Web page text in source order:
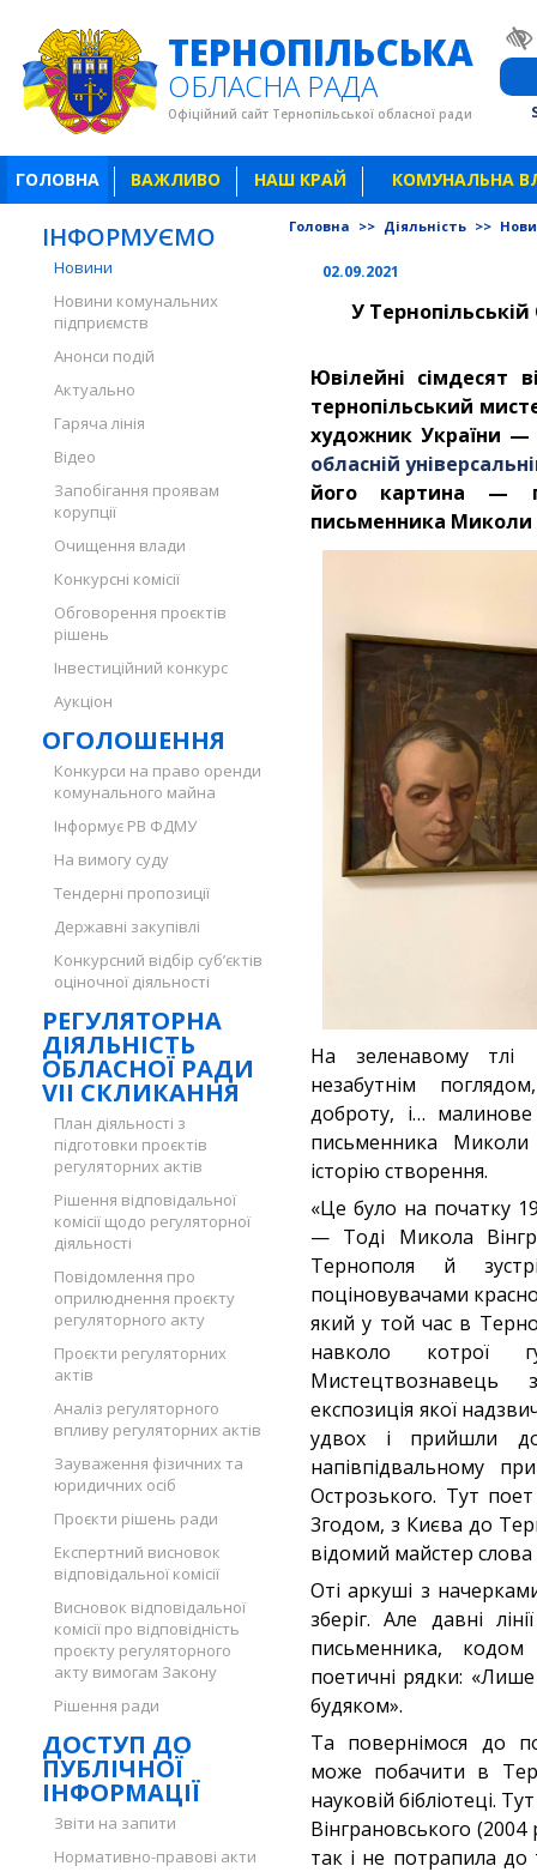
ТЕРНОПІЛЬСЬКА
ОБЛАСНА РАДА
Офіційний сайт Тернопільської обласної ради
ГОЛОВНА ВАЖЛИВО НАШ КРАЙ КОМУНАЛЬНА
ІНФОРМУЄМО
Новини
Новини комунальних
підприємств
Анонси подій
Актуально
Гаряча лінія
Відео
Запобігання проявам
корупції
Очищення влади
Конкурсні комісії
Обговорення проєктів
рішень
Інвестиційний конкурс
Аукціон
ОГОЛОШЕННЯ
Конкурси на право оренди
комунального майна
Інформує РВ ФДМУ
На вимогу суду
Тендерні пропозиції
Державні закупівлі
Конкурсний відбір суб’єктів
оціночної діяльності
РЕГУЛЯТОРНА
ДІЯЛЬНІСТЬ
ОБЛАСНОЇ РАДИ
VII СКЛИКАННЯ
План діяльності з
підготовки проєктів
регуляторних актів
Рішення відповідальної
комісії щодо регуляторної
діяльності
Повідомлення про
оприлюднення проєкту
регуляторного акту
Проєкти регуляторних
актів
Аналіз регуляторного
впливу регуляторних актів
Зауваження фізичних та
юридичних осіб
Проєкти рішень ради
Експертний висновок
відповідальної комісії
Висновок відповідальної
комісії про відповідність
проєкту регуляторного
акту вимогам Закону
Рішення ради
ДОСТУП ДО
ПУБЛІЧНОЇ
ІНФОРМАЦІЇ
Звіти на запити
Нормативно-правові акти
Головна >> Діяльність >>
02.09.2021
У Тернопільській
Ювілейні сімдесят
тернопільський
художник України
обласній
його картина —
письменника Миколи
На зеленавому тлі
незабутнім
доброту, і…
письменника
історію створення.
«Це було на початку
— Тоді Микола
Тернополя й
поціновувачами
який у той час в
навколо котрої
Мистецтвознавець
експозиція якої
удвох і прийшли
напівпідвальному
Острозького. Тут
3годом, з Києва до
відомий майстер
Оті аркуші з
зберіг. Але давні
письменника,
поетичні рядки:
будяком».
Та повернімося до
може побачити в
науковій бібліотеці.
Вінграновського
так і не потрапила